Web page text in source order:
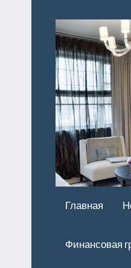
содержимому
Главная
Финансовая